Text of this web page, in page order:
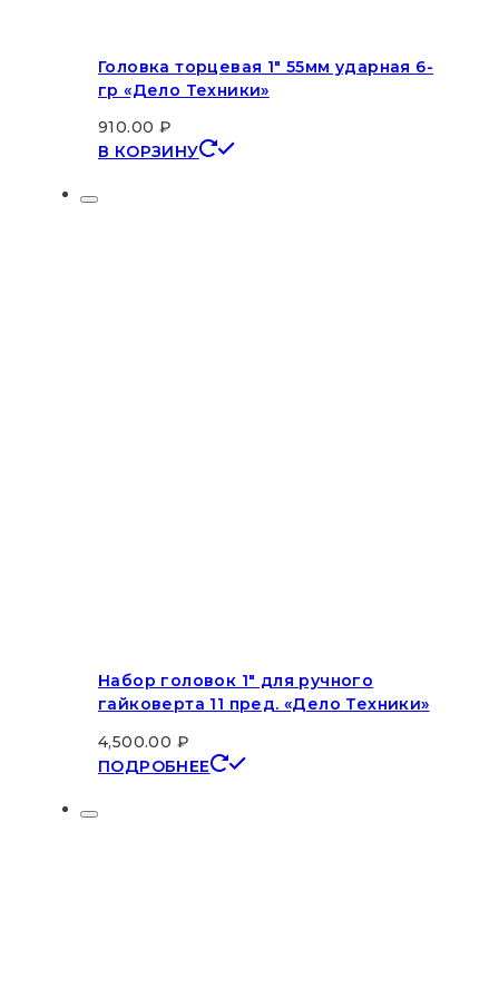
Головка торцевая 1″ 55мм ударная 6-
гр «Дело Техники»
910.00 ₽
В КОРЗИНУ
Набор головок 1″ для ручного
гайковерта 11 пред. «Дело Техники»
4,500.00 ₽
ПОДРОБНЕЕ